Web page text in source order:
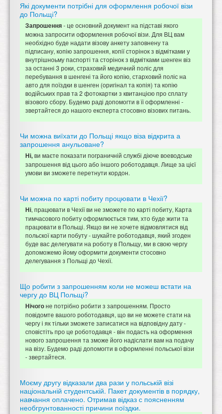
Які документи потрібні для оформлення робочої візи
до Польщі?
Запрошення- це основний документ на підставі якого
можна запросити оформлення робочої візи. Для ВЦ вам
необхідно буде надати візову анкету заповнену та
підписану, копію запрошення, копії сторінок з відмітками у
внутрішноьму паспорті та сторінок з відмітками шенген віз
за останні 3 роки, страховий медичний поліс для
перебування в шенгені та його копію, старховий поліс на
авто для поїздки в шенген (оригінал та копія) та копію
водійських прав та 2 фотокартки з квитанцією про сплату
візового сбору. Будемо раді допомогти в її оформленні -
звертайтеся до нашого експерта стосовно візових питань.
Чи можна виїхати до Польщі якщо віза відкрита а
запрошення анульоване?
Ні,ви маєте показати пограничній службі діюче воеводське
запрошення від цього або іншого роботодавця. Лище за цієї
умови ви зможете перетнути кордон.
Чи можна по карті побиту процювати в Чехії?
Ні, працювати в Чехії ви не зможете по карті побиту, Карта
тимчасового побиту оформлюється тим, хто буде жити та
працювати в Польщі. Якщо ви не хочете відмовлятися від
польскої карти побуту - шукайте роботодавця, який згоден
буде вас делегувати на роботу в Польщу, ми в свою чергу
допоможемо йому оформити документи стосовно
делегування з Польщі до Чехії.
Що робити з запрошенням коли не можеш встати на
чергу до ВЦ Польщі?
Нічогоне потрібно робити з запрошенням. Просто
повідомте вашого роботодавця, що ви не можете стати на
чергу і як тільки зможете записатися на відповідну дату -
сповістіть про це роботодавця - він подасть на оформення
нового запрошення та зможе його надіслати вам на подачу
на візу. Будемо раді допомогти в оформленні польської візи
- звертайтеся.
Моєму другу відказали два рази у польській візі
національній студентській. Пакет документів в порядку,
навчання оплачено. Отримав відказ с поясненням
необгрунтованності причини поїздки.